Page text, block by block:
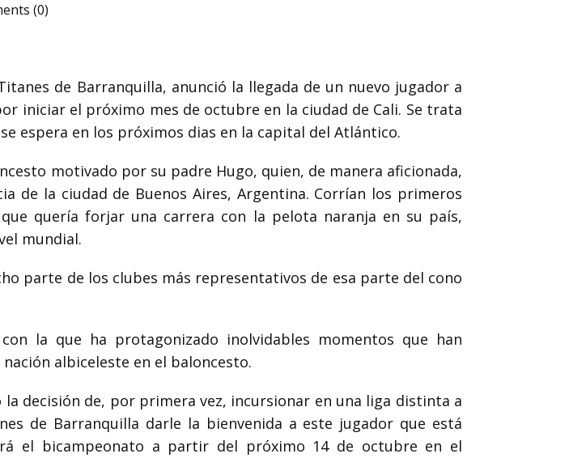
(0)
de Barranquilla, anunció la llegada de un nuevo jugador a
iniciar el próximo mes de octubre en la ciudad de Cali. Se trata
espera en los próximos dias en la capital del Atlántico.
motivado por su padre Hugo, quien, de manera aficionada,
de la ciudad de Buenos Aires, Argentina. Corrían los primeros
quería forjar una carrera con la pelota naranja en su país,
mundial.
parte de los clubes más representativos de esa parte del cono
la que ha protagonizado inolvidables momentos que han
albiceleste en el baloncesto.
decisión de, por primera vez, incursionar en una liga distinta a
de Barranquilla darle la bienvenida a este jugador que está
el bicampeonato a partir del próximo 14 de octubre en el